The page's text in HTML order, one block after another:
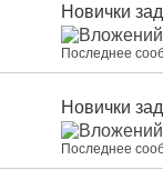
Новички
Последнее
Новички
Последнее